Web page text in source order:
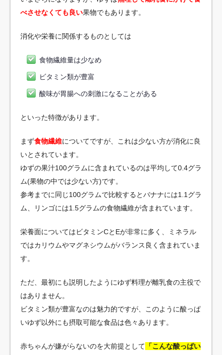
べさせなくても良い果物でもあります。
消化や栄養に関係するものとしては
食物繊維量は少なめ
ビタミン類が豊富
酸味が胃腸への刺激になることがある
といった特徴があります。
まず食物繊維についてですが、これは少ない方が消化に良
いとされています。
ゆずの果汁100グラムに含まれているのは平均して0.4グラ
ム(果物の中では少ない方)です。
参考までに同じ100グラムで比較するとバナナには1.1グラ
ム、リンゴには1.5グラムの食物繊維が含まれています。
栄養面についてはビタミンCとEが非常に多く、ミネラル
ではカリウムやマグネシウムがバランス良く含まれていま
す。
ただ、最初にも説明したようにゆず料理が離乳食の主役で
はありません。
ビタミン類が豊富なのは魅力的ですが、このように酸っぱ
いゆず以外にも摂取可能な食品は色々あります。
赤ちゃんが嫌がらないのを大前提として 「こんな酸っぱい